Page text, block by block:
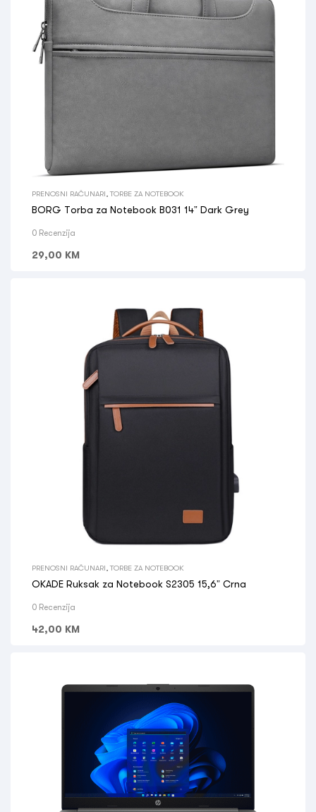
PRENOSNI RAČUNARI TORBE ZA NOTEBOOK
BORG Torba za Notebook B031 14” Dark Grey
0 Recenzija
29,00 KM
PRENOSNI RAČUNARI TORBE ZA NOTEBOOK
OKADE Ruksak za Notebook S2305 15,6” Crna
0 Recenzija
42,00 KM